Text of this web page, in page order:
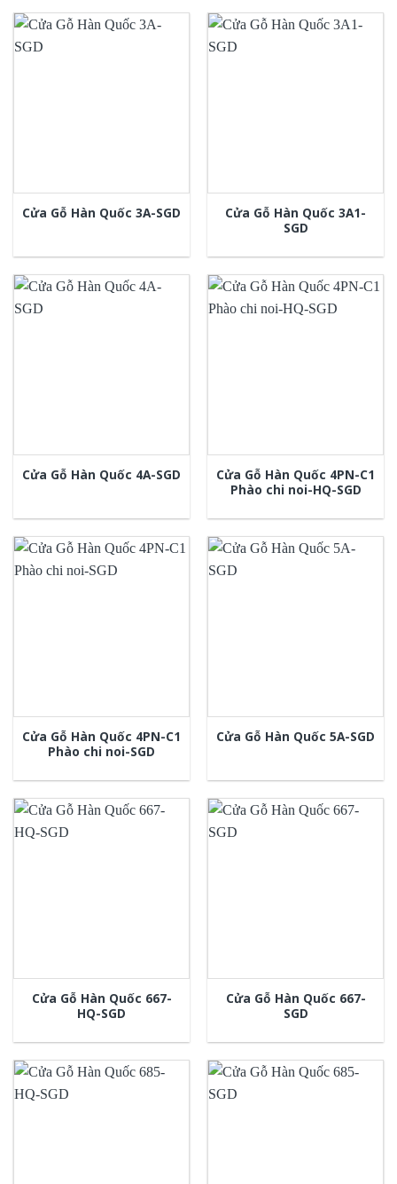
Cửa Gỗ Hàn Quốc 3A-SGD
Cửa Gỗ Hàn Quốc 3A1-
SGD
Cửa Gỗ Hàn Quốc 4A-SGD
Cửa Gỗ Hàn Quốc 4PN-C1
Phào chi noi-HQ-SGD
Cửa Gỗ Hàn Quốc 4PN-C1
Phào chi noi-SGD
Cửa Gỗ Hàn Quốc 5A-SGD
Cửa Gỗ Hàn Quốc 667-
HQ-SGD
Cửa Gỗ Hàn Quốc 667-
SGD